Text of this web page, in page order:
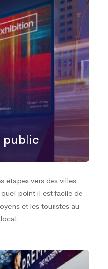
public
étapes vers des villes
point il est facile de
et les touristes au